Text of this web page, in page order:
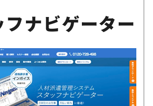
フナビゲーター